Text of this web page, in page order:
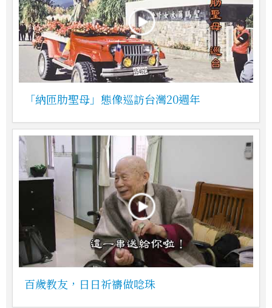
「納匝肋聖母」態像巡訪台灣20週年
百歲教友，日日祈禱做唸珠